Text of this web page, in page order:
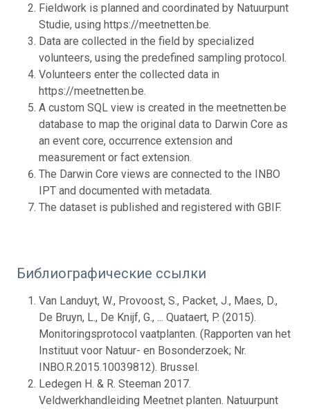
Fieldwork is planned and coordinated by Natuurpunt
Studie, using https://meetnetten.be.
Data are collected in the field by specialized
volunteers, using the predefined sampling protocol.
Volunteers enter the collected data in
https://meetnetten.be.
A custom SQL view is created in the meetnetten.be
database to map the original data to Darwin Core as
an event core, occurrence extension and
measurement or fact extension.
The Darwin Core views are connected to the INBO
IPT and documented with metadata.
The dataset is published and registered with GBIF.
Библиографические ссылки
Van Landuyt, W., Provoost, S., Packet, J., Maes, D.,
De Bruyn, L., De Knijf, G., ... Quataert, P. (2015).
Monitoringsprotocol vaatplanten. (Rapporten van het
Instituut voor Natuur- en Bosonderzoek; Nr.
INBO.R.2015.10039812). Brussel.
Ledegen H. & R. Steeman 2017.
Veldwerkhandleiding Meetnet planten. Natuurpunt